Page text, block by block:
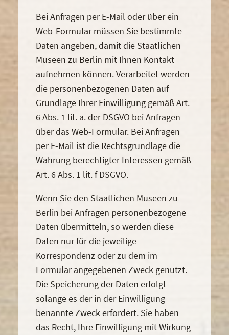
Bei Anfragen per E-Mail oder über ein
Web-Formular müssen Sie bestimmte
Daten angeben, damit die Staatlichen
Museen zu Berlin mit Ihnen Kontakt
aufnehmen können. Verarbeitet werden
die personenbezogenen Daten auf
Grundlage Ihrer Einwilligung gemäß Art.
6 Abs. 1 lit. a. der DSGVO bei Anfragen
über das Web-Formular. Bei Anfragen
per E-Mail ist die Rechtsgrundlage die
Wahrung berechtigter Interessen gemäß
Art. 6 Abs. 1 lit. f DSGVO.
Wenn Sie den Staatlichen Museen zu
Berlin bei Anfragen personenbezogene
Daten übermitteln, so werden diese
Daten nur für die jeweilige
Korrespondenz oder zu dem im
Formular angegebenen Zweck genutzt.
Die Speicherung der Daten erfolgt
solange es der in der Einwilligung
benannte Zweck erfordert. Sie haben
das Recht, Ihre Einwilligung mit Wirkung